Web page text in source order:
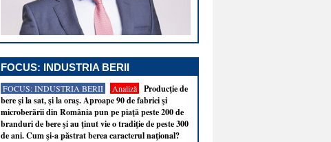
FOCUS: INDUSTRIA BERII
FOCUS: INDUSTRIA BERII Analiză
Producţie de
bere şi la sat, şi la oraş. Aproape 90 de fabrici şi
microberării din România pun pe piaţă peste 200 de
branduri de bere şi au ţinut vie o tradiţie de peste 300
de ani. Cum şi-a păstrat berea caracterul naţional?